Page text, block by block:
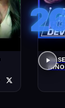
De